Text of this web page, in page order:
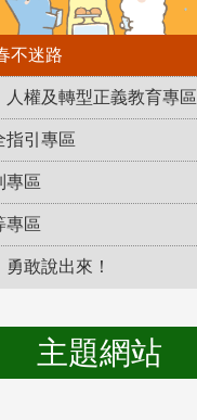
不迷路
人權及轉型正義教育專區
指引專區
專區
專區
敢說出來！
主題網站